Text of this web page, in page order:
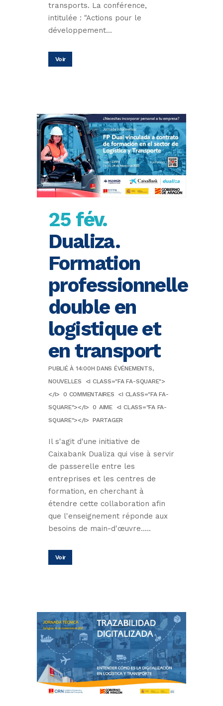
transports. La conférence,
intitulée : "Actions pour le
développement...
Voir
25 fév.
Dualiza.
Formation
professionnelle
double en
logistique et
en transport
PUBLIÉ À 14:00H DANS ÉVÉNEMENTS,
NOUVELLES
<I CLASS="FA FA-SQUARE">
</I> 0 COMMENTAIRES
<I CLASS="FA FA-
SQUARE"></I> 0 AIME
<I CLASS="FA FA-
SQUARE"></I> PARTAGER
Il s'agit d'une initiative de
Caixabank Dualiza qui vise à servir
de passerelle entre les
entreprises et les centres de
formation, en cherchant à
étendre cette collaboration afin
que l'enseignement réponde aux
besoins de main-d'œuvre.....
Voir